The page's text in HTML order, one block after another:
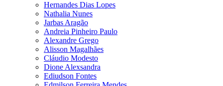
Hernandes Dias Lopes
Nathalia Nunes
Jarbas Aragão
Andreia Pinheiro Paulo
Alexandre Grego
Alisson Magalhães
Cláudio Modesto
Dione Alexsandra
Ediudson Fontes